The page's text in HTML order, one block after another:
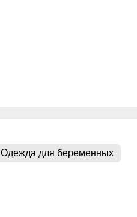
Одежда для беременных